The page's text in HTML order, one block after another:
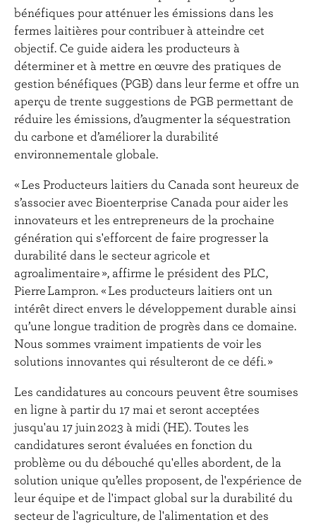
bénéfiques pour atténuer les émissions dans les
fermes laitières pour contribuer à atteindre cet
objectif. Ce guide aidera les producteurs à
déterminer et à mettre en œuvre des pratiques de
gestion bénéfiques (PGB) dans leur ferme et offre un
aperçu de trente suggestions de PGB permettant de
réduire les émissions, d’augmenter la séquestration
du carbone et d’améliorer la durabilité
environnementale globale.
« Les Producteurs laitiers du Canada sont heureux de
s’associer avec Bioenterprise Canada pour aider les
innovateurs et les entrepreneurs de la prochaine
génération qui s'efforcent de faire progresser la
durabilité dans le secteur agricole et
agroalimentaire », affirme le président des PLC,
Pierre Lampron. « Les producteurs laitiers ont un
intérêt direct envers le développement durable ainsi
qu’une longue tradition de progrès dans ce domaine.
Nous sommes vraiment impatients de voir les
solutions innovantes qui résulteront de ce défi. »
Les candidatures au concours peuvent être soumises
en ligne à partir du 17 mai et seront acceptées
jusqu'au 17 juin 2023 à midi (HE). Toutes les
candidatures seront évaluées en fonction du
problème ou du débouché qu'elles abordent, de la
solution unique qu’elles proposent, de l'expérience de
leur équipe et de l'impact global sur la durabilité du
secteur de l'agriculture, de l'alimentation et des